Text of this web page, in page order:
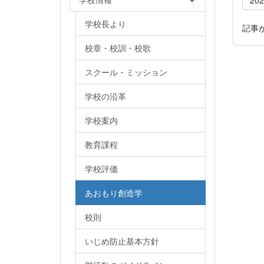
記事
学校長より
校章・校訓・校歌
スクール・ミッション
学校の沿革
学校案内
教育課程
学校評価
あおもり創造学
校則
いじめ防止基本方針